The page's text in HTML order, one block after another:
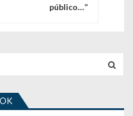
público…”